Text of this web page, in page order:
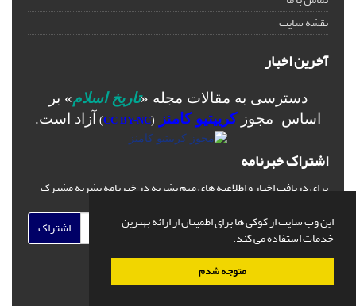
این وب سایت از کوکی ها برای اطمینان از ارائه بهترین
خدمات استفاده می کند.
متوجه شدم
نقشه سایت
آخرین اخبار
دسترسی به مقالات مجله «تاریخ اسلام» بر
اساس مجوزکرییتیو کامنز (
CC BY-NC
) آزاد است.
اشتراک خبرنامه
برای دریافت اخبار و اطلاعیه های مهم نشریه در خبرنامه نشریه مشترک
اشتراک